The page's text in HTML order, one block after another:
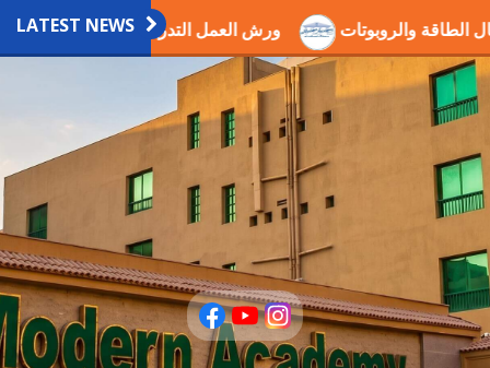
LATEST NEWS مجال الطاقة والروبوتات ورش العمل التدريبية العلمية